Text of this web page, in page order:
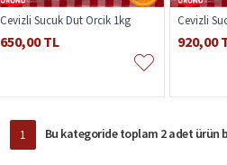
Cevizli Sucuk Dut Orcik 1kg
650,00 TL
Cevizli
920,00
1 Bu kategoride toplam 2 adet ürün